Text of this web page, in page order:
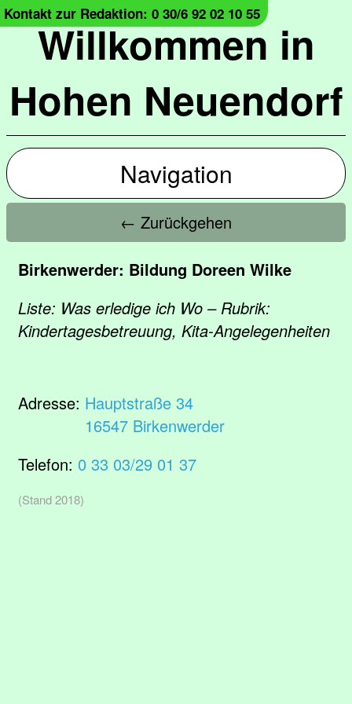
Willkommen in
Hohen Neuendorf
Kontakt zur Redaktion: 0 30/6 92 02 10 55
Navigation
← Zurückgehen
Birkenwerder: Bildung Doreen Wilke
Liste: Was erledige ich Wo – Rubrik:
Kindertagesbetreuung, Kita-Angelegenheiten
Adresse: Hauptstraße 34
16547 Birkenwerder
Telefon: 0 33 03/29 01 37
(Stand 2018)